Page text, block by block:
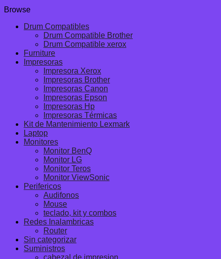
Browse
Drum Compatibles
Drum Compatible Brother
Drum Compatible xerox
Furniture
Impresoras
Impresora Xerox
Impresoras Brother
Impresoras Canon
Impresoras Epson
Impresoras Hp
Impresoras Térmicas
Kit de Mantenimiento Lexmark
Laptop
Monitores
Monitor BenQ
Monitor LG
Monitor Teros
Monitor ViewSonic
Perifericos
Audifonos
Mouse
teclado, kit y combos
Redes Inalambricas
Router
Sin categorizar
Suministros